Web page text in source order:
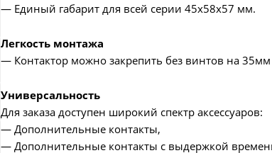
— Единый габарит для всей серии 45x58x57 мм.
Легкость монтажа
— Контактор можно закрепить без винтов на
Универсальность
Для заказа доступен широкий спектр аксессуаров:
— Дополнительные контакты,
— Дополнительные контакты с выдержкой